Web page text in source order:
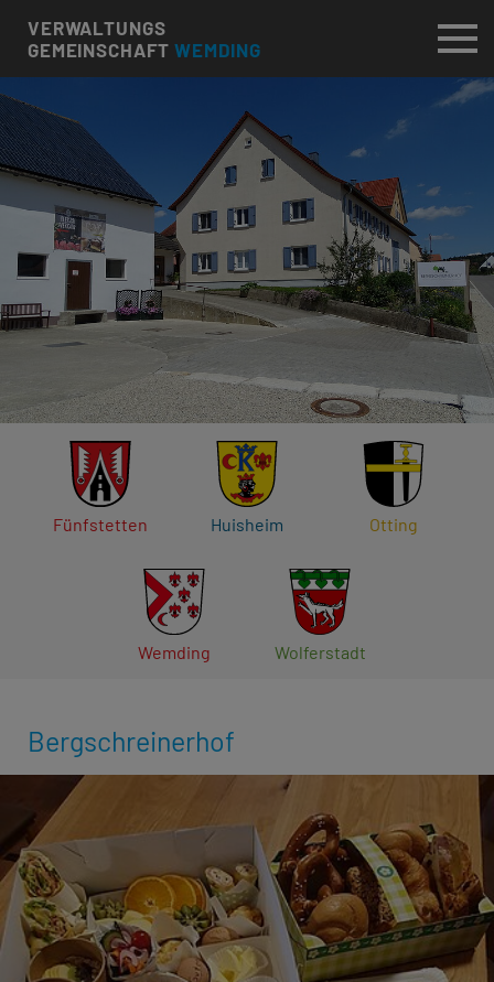
VERWALTUNGS
GEMEINSCHAFTWEMDING
Fünfstetten Huisheim Otting
Wemding Wolferstadt
Bergschreinerhof